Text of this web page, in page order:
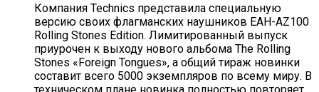
Компания Technics представила специальную
версию своих флагманских наушников EAH-AZ100
Rolling Stones Edition. Лимитированный выпуск
приурочен к выходу нового альбома The Rolling
Stones «Foreign Tongues», а общий тираж новинки
составит всего 5000 экземпляров по всему миру. В